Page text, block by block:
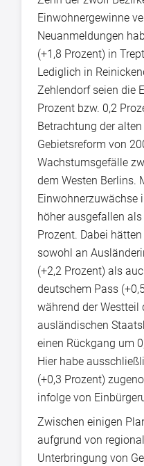
Einwohnergewinne
Neuanmeldungen
(+1,8 Prozent) in
Lediglich in
Zehlendorf seien die
Prozent bzw. 0,2
Betrachtung der
Gebietsreform von
Wachstumsgefälle
dem Westen Berlins.
Einwohnerzuwächse
höher ausgefallen
Prozent. Dabei
sowohl an
(+2,2 Prozent) als
deutschem Pass
während der Westteil
ausländischen
einen Rückgang um
Hier habe
(+0,3 Prozent)
infolge von
Zwischen einigen
aufgrund von
Unterbringung von